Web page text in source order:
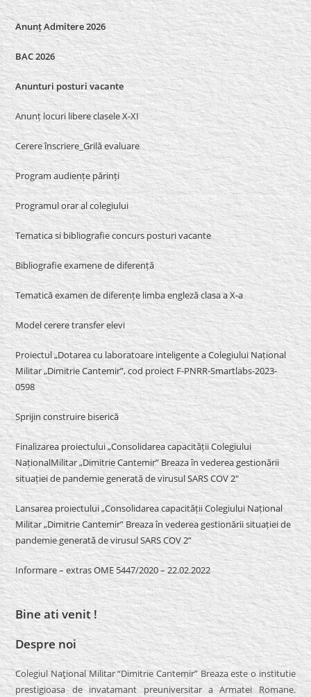
Anunț Admitere 2026
BAC 2026
Anunturi posturi vacante
Anunț locuri libere clasele X-XI
Cerere înscriere_Grilă evaluare
Program audiențe părinți
Programul orar al colegiului
Tematica si bibliografie concurs posturi vacante
Bibliografie examene de diferență
Tematică examen de diferențe limba engleză clasa a X-a
Model cerere transfer elevi
Proiectul „Dotarea cu laboratoare inteligente a Colegiului Național
Militar „Dimitrie Cantemir”, cod proiect F-PNRR-Smartlabs-2023-
0598
Sprijin construire biserică
Finalizarea proiectului „Consolidarea capacității Colegiului
NaționalMilitar „Dimitrie Cantemir” Breaza în vederea gestionării
situației de pandemie generată de virusul SARS COV 2″
Lansarea proiectului „Consolidarea capacității Colegiului Național
Militar „Dimitrie Cantemir” Breaza în vederea gestionării situației de
pandemie generată de virusul SARS COV 2”
Informare – extras OME 5447/2020 – 22.02.2022
Bine ati venit !
Despre noi
Colegiul Naţional Militar “Dimitrie Cantemir” Breaza este o institutie
prestigioasa de invatamant preuniversitar a Armatei Romane.